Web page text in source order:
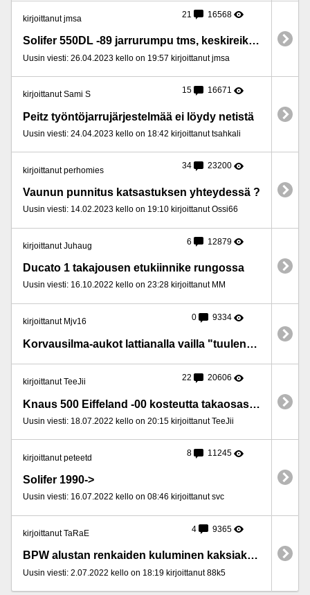
kirjoittanut jmsa 21 16568
Solifer 550DL -89 jarrurumpu tms, keskireikä "puuttuu" - pitääkö korjata?
Uusin viesti: 26.04.2023 kello on 19:57 kirjoittanut jmsa
kirjoittanut Sami S 15 16671
Peitz työntöjarrujärjestelmää ei löydy netistä
Uusin viesti: 24.04.2023 kello on 18:42 kirjoittanut tsahkali
kirjoittanut perhomies 34 23200
Vaunun punnitus katsastuksen yhteydessä ?
Uusin viesti: 14.02.2023 kello on 19:10 kirjoittanut Ossi66
kirjoittanut Juhaug 6 12879
Ducato 1 takajousen etukiinnike rungossa
Uusin viesti: 16.10.2022 kello on 23:28 kirjoittanut MM
kirjoittanut Mjv16 0 9334
Korvausilma-aukot lattianalla vailla "tuulenohjainta"
kirjoittanut TeeJii 22 20606
Knaus 500 Eiffeland -00 kosteutta takaosassa eli apua ja neuvoja kaivataan.
Uusin viesti: 18.07.2022 kello on 20:15 kirjoittanut TeeJii
kirjoittanut peteetd 8 11245
Solifer 1990->
Uusin viesti: 16.07.2022 kello on 08:46 kirjoittanut svc
kirjoittanut TaRaE 4 9365
BPW alustan renkaiden kuluminen kaksiakselisessa
Uusin viesti: 2.07.2022 kello on 18:19 kirjoittanut 88k5